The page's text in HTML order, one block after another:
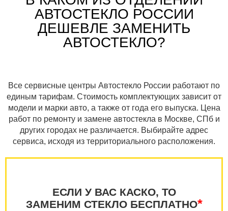
АВТОСТЕКЛО РОССИИ
ДЕШЕВЛЕ ЗАМЕНИТЬ
АВТОСТЕКЛО?
Все сервисные центры Автостекло России работают по
единым тарифам. Стоимость комплектующих зависит от
модели и марки авто, а также от года его выпуска. Цена
работ по ремонту и замене автостекла в Москве, СПб и
других городах не различается. Выбирайте адрес
сервиса, исходя из территориального расположения.
ЕСЛИ У ВАС КАСКО, ТО
ЗАМЕНИМ СТЕКЛО БЕСПЛАТНО*